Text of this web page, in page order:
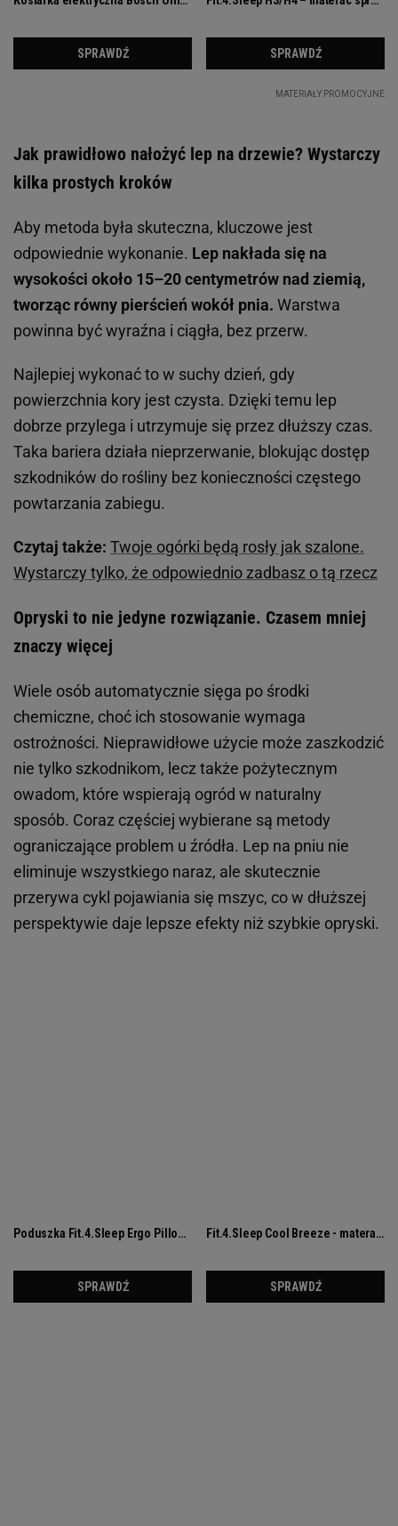
Jak prawidłowo nałożyć lep na drzewie? Wystarczy
kilka prostych kroków
Aby metoda była skuteczna, kluczowe jest
odpowiednie wykonanie. Lep nakłada się na
wysokości około 15–20 centymetrów nad ziemią,
tworząc równy pierścień wokół pnia. Warstwa
powinna być wyraźna i ciągła, bez przerw.
Najlepiej wykonać to w suchy dzień, gdy
powierzchnia kory jest czysta. Dzięki temu lep
dobrze przylega i utrzymuje się przez dłuższy czas.
Taka bariera działa nieprzerwanie, blokując dostęp
szkodników do rośliny bez konieczności częstego
powtarzania zabiegu.
Czytaj także: Twoje ogórki będą rosły jak szalone.
Wystarczy tylko, że odpowiednio zadbasz o tą rzecz
Opryski to nie jedyne rozwiązanie. Czasem mniej
znaczy więcej
Wiele osób automatycznie sięga po środki
chemiczne, choć ich stosowanie wymaga
ostrożności. Nieprawidłowe użycie może zaszkodzić
nie tylko szkodnikom, lecz także pożytecznym
owadom, które wspierają ogród w naturalny
sposób. Coraz częściej wybierane są metody
ograniczające problem u źródła. Lep na pniu nie
eliminuje wszystkiego naraz, ale skutecznie
przerywa cykl pojawiania się mszyc, co w dłuższej
perspektywie daje lepsze efekty niż szybkie opryski.